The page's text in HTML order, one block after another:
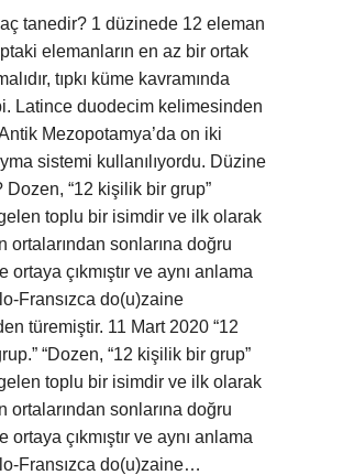
tanedir? 1 düzinede 12 eleman
elemanların en az bir ortak
tıpkı küme kavramında
Latince duodecim kelimesinden
Mezopotamya’da on iki
sistemi kullanılıyordu. Düzine
Dozen, “12 kişilik bir grup”
toplu bir isimdir ve ilk olarak
ortalarından sonlarına doğru
ortaya çıkmıştır ve aynı anlama
Fransızca do(u)zaine
türemiştir. 11 Mart 2020 “12
“Dozen, “12 kişilik bir grup”
toplu bir isimdir ve ilk olarak
ortalarından sonlarına doğru
ortaya çıkmıştır ve aynı anlama
Fransızca do(u)zaine…